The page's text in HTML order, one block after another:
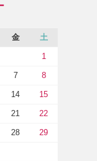
金 土
1
7 8
14 15
21 22
28 29